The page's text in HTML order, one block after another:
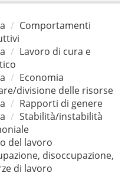
Comportamenti
Lavoro di cura e
Economia
divisione delle risorse
Rapporti di genere
Stabilità/instabilità
del lavoro
disoccupazione,
di lavoro